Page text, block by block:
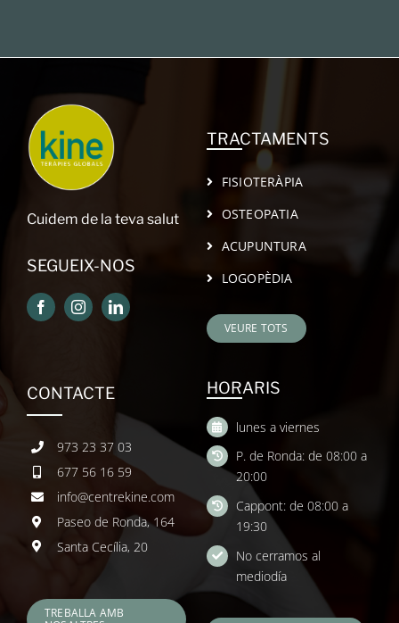
Cuidem de la teva salut
SEGUEIX-NOS
TRACTAMENTS
FISIOTERÀPIA
OSTEOPATIA
ACUPUNTURA
LOGOPÈDIA
VEURE TOTS
CONTACTE
973 23 37 03
677 56 16 59
info@centrekine.com
Paseo de Ronda, 164
Santa Cecília, 20
TREBALLA AMB
HORARIS
lunes a viernes
P. de Ronda: de 08:00 a
20:00
Cappont: de 08:00 a
19:30
No cerramos al
mediodía